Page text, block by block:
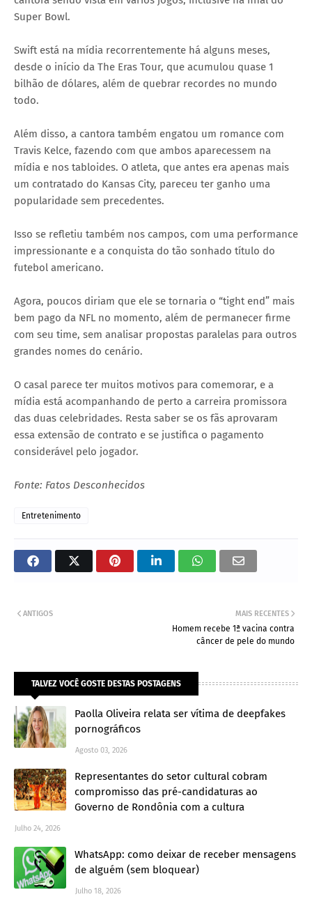
Super Bowl.
Swift está na mídia recorrentemente há alguns meses,
desde o início da The Eras Tour, que acumulou quase 1
bilhão de dólares, além de quebrar recordes no mundo
todo.
Além disso, a cantora também engatou um romance com
Travis Kelce, fazendo com que ambos aparecessem na
mídia e nos tabloides. O atleta, que antes era apenas mais
um contratado do Kansas City, pareceu ter ganho uma
popularidade sem precedentes.
Isso se refletiu também nos campos, com uma performance
impressionante e a conquista do tão sonhado título do
futebol americano.
Agora, poucos diriam que ele se tornaria o “tight end” mais
bem pago da NFL no momento, além de permanecer firme
com seu time, sem analisar propostas paralelas para outros
grandes nomes do cenário.
O casal parece ter muitos motivos para comemorar, e a
mídia está acompanhando de perto a carreira promissora
das duas celebridades. Resta saber se os fãs aprovaram
essa extensão de contrato e se justifica o pagamento
considerável pelo jogador.
Fonte: Fatos Desconhecidos
Entretenimento
MAIS RECENTES
Homem recebe 1ª vacina contra
câncer de pele do mundo
ANTIGOS
TALVEZ VOCÊ GOSTE DESTAS POSTAGENS
Paolla Oliveira relata ser vítima de deepfakes
pornográficos
Agosto 03, 2026
Representantes do setor cultural cobram
compromisso das pré-candidaturas ao
Governo de Rondônia com a cultura
Julho 24, 2026
WhatsApp: como deixar de receber mensagens
de alguém (sem bloquear)
Julho 18, 2026